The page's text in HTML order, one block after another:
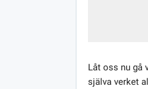
Låt oss nu gå
själva verket